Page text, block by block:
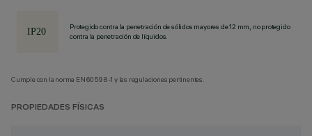
Protegido contra la penetración de sólidos mayores de 12 mm, no protegido
contra la penetración de líquidos.
Cumple con la norma EN60598-1 y las regulaciones pertinentes.
PROPIEDADES FÍSICAS